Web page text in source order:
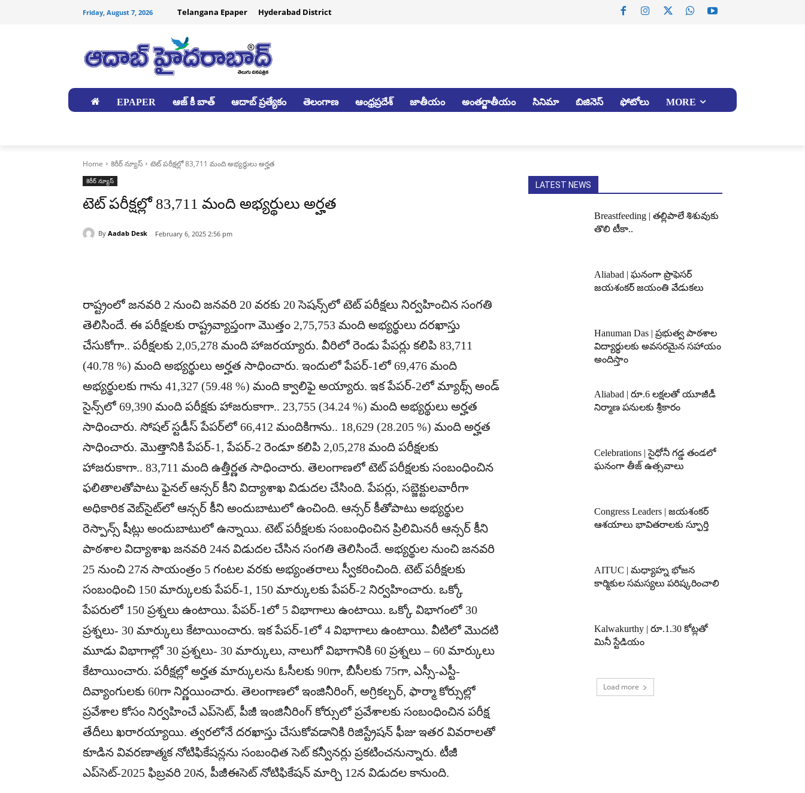
Friday, August 7, 2026 Telangana Epaper Hyderabad District
EPAPER ఆజ్ కీ బాత్ ఆదాబ్ ప్రత్యేకం తెలంగాణ ఆంధ్రప్రదేశ్ జాతీయం అంతర్జాతీయం సినిమా బిజినెస్ ఫోటోలు MORE
Home కెరీర్ న్యూస్ టెట్‌ పరీక్షల్లో 83,711 మంది అభ్యర్థులు అర్హత
కెరీర్ న్యూస్
టెట్‌ పరీక్షల్లో 83,711 మంది అభ్యర్థులు అర్హత
By Aadab Desk February 6, 2025 2:56 pm
రాష్ట్రంలో జనవరి 2 నుంచి జనవరి 20 వరకు 20 సెషన్స్‌లో టెట్‌ పరీక్షలు నిర్వహించిన సంగతి
తెలిసిందే. ఈ పరీక్షలకు రాష్ట్రవ్యాప్తంగా మొత్తం 2,75,753 మంది అభ్యర్థులు దరఖాస్తు
చేసుకోగా.. పరీక్షలకు 2,05,278 మంది హాజరయ్యారు. వీరిలో రెండు పేపర్లు కలిపి 83,711
(40.78 %) మంది అభ్యర్థులు అర్హత సాధించారు. ఇందులో పేపర్‌-1లో 69,476 మంది
అభ్యర్థులకు గాను 41,327 (59.48 %) మంది క్వాలిఫై అయ్యారు. ఇక పేపర్‌-2లో మ్యాథ్స్‌ అండ్‌
సైన్స్‌లో 69,390 మంది పరీక్షకు హాజరుకాగా.. 23,755 (34.24 %) మంది అభ్యర్థులు అర్హత
సాధించారు. సోషల్‌ స్టడీస్‌ పేపర్‌లో 66,412 మందికిగాను.. 18,629 (28.205 %) మంది అర్హత
సాధించారు. మొత్తానికి పేపర్‌-1, పేపర్‌-2 రెండూ కలిపి 2,05,278 మంది పరీక్షలకు
హాజరుకాగా.. 83,711 మంది ఉత్తీర్ణత సాధించారు. తెలంగాణలో టెట్‌ పరీక్షలకు సంబంధించిన
ఫలితాలతోపాటు ఫైనల్‌ ఆన్సర్‌ కీని విద్యాశాఖ విడుదల చేసింది. పేపర్లు, సబ్జెక్టులవారీగా
అధికారిక వెబ్‌సైట్‌లో ఆన్సర్‌ కీని అందుబాటులో ఉంచింది. ఆన్సర్‌ కీతోపాటు అభ్యర్థుల
రెస్పాన్స్‌ షీట్లు అందుబాటులో ఉన్నాయి. టెట్‌ పరీక్షలకు సంబంధించిన ప్రిలిమినరీ ఆన్సర్‌ కీని
పాఠశాల విద్యాశాఖ జనవరి 24న విడుదల చేసిన సంగతి తెలిసిందే. అభ్యర్థుల నుంచి జనవరి
25 నుంచి 27న సాయంత్రం 5 గంటల వరకు అభ్యంతరాలు స్వీకరించింది. టెట్‌ పరీక్షలకు
సంబంధించి 150 మార్కులకు పేపర్‌-1, 150 మార్కులకు పేపర్‌-2 నిర్వహించారు. ఒక్కో
పేపరులో 150 ప్రశ్నలు ఉంటాయి. పేపర్‌-1లో 5 విభాగాలు ఉంటాయి. ఒక్కో విభాగంలో 30
ప్రశ్నలు- 30 మార్కులు కేటాయించారు. ఇక పేపర్‌-1లో 4 విభాగాలు ఉంటాయి. వీటిలో మొదటి
మూడు విభాగాల్లో 30 ప్రశ్నలు- 30 మార్కులు, నాలుగో విభాగానికి 60 ప్రశ్నలు – 60 మార్కులు
కేటాయించారు. పరీక్షల్లో అర్హత మార్కులను ఓసీలకు 90గా, బీసీలకు 75గా, ఎస్సీ-ఎస్టీ-
దివ్యాంగులకు 60గా నిర్ణయించారు. తెలంగాణలో ఇంజినీరింగ్‌, అగ్రికల్చర్‌, ఫార్మా కోర్సుల్లో
ప్రవేశాల కోసం నిర్వహించే ఎప్‌సెట్‌, పీజీ ఇంజినీరింగ్‌ కోర్సులో ప్రవేశాలకు సంబంధించిన పరీక్ష
తేదీలు ఖరారయ్యాయి. త్వరలోనే దరఖాస్తు చేసుకోవడానికి రిజిస్ట్రేషన్‌ ఫీజు ఇతర వివరాలతో
కూడిన వివరణాత్మక నోటిఫికేషన్లను సంబంధిత సెట్‌ కన్వీనర్లు ప్రకటించనున్నారు. టీజీ
ఎప్‌సెట్‌-2025 ఫిబ్రవరి 20న, పీజీఈసెట్‌ నోటిఫికేషన్‌ మార్చి 12న విడుదల కానుంది.
LATEST NEWS
Breastfeeding | తల్లిపాలే శిశువుకు
తొలి టీకా..
Aliabad | ఘనంగా ప్రొఫెసర్
జయశంకర్ జయంతి వేడుకలు
Hanuman Das | ప్రభుత్వ పాఠశాల
విద్యార్థులకు అవసరమైన సహాయం
అందిస్తాం
Aliabad | రూ.6 లక్షలతో యూజీడీ
నిర్మాణ పనులకు శ్రీకారం
Celebrations | సైధోనీ గడ్డ తండలో
ఘనంగా తీజ్ ఉత్సవాలు
Congress Leaders | జయశంకర్
ఆశయాలు భావితరాలకు స్ఫూర్తి
AITUC | మధ్యాహ్న భోజన
కార్మికుల సమస్యలు పరిష్కరించాలి
Kalwakurthy | రూ.1.30 కోట్లతో
మినీ స్టేడియం
Load more